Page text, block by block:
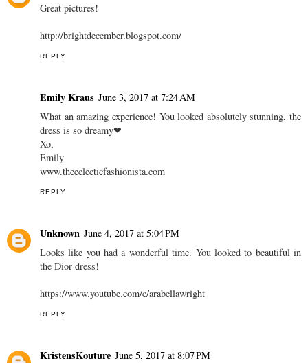
Great pictures!
http://brightdecember.blogspot.com/
REPLY
Emily Kraus June 3, 2017 at 7:24 AM
What an amazing experience! You looked absolutely stunning, the
dress is so dreamy❤
Xo,
Emily
www.theeclecticfashionista.com
REPLY
Unknown June 4, 2017 at 5:04 PM
Looks like you had a wonderful time. You looked to beautiful in
the Dior dress!
https://www.youtube.com/c/arabellawright
REPLY
KristensKouture June 5, 2017 at 8:07 PM